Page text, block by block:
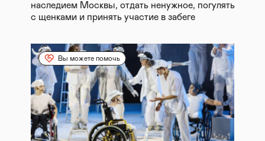
наследием Москвы, отдать ненужное, погулять
с щенками и принять участие в забеге
Вы можете помочь